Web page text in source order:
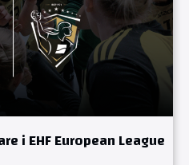
i EHF European League